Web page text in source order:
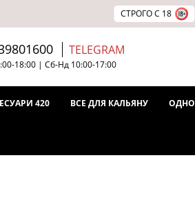
СТРОГО С 18
TELEGRAM
18:00 | Сб-Нд 10:00-17:00
420 ВСЕ ДЛЯ КАЛЬЯНУ